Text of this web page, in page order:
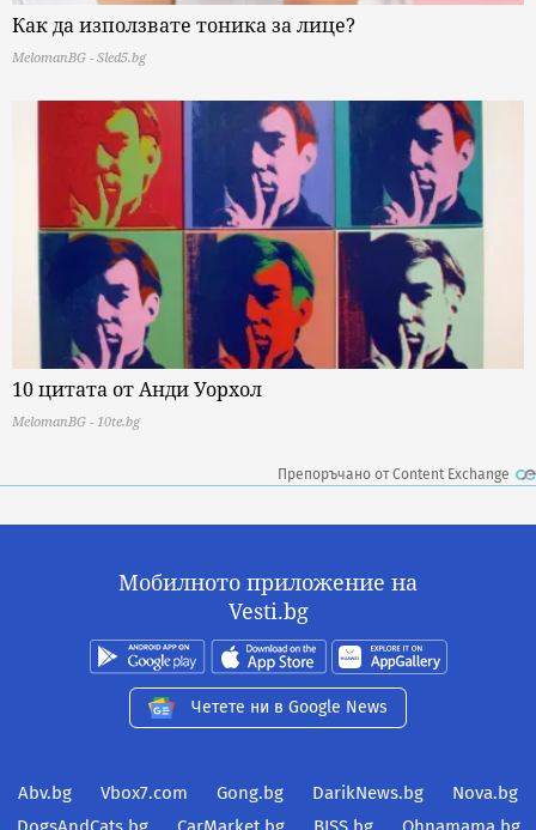
Как да използвате тоника за лице?
MelomanBG - Sled5.bg
10 цитата от Анди Уорхол
MelomanBG - 10te.bg
Препоръчано от Content Exchange
Мобилното приложение на
Vesti.bg
Четете ни в Google News
Abv.bg Vbox7.com Gong.bg DarikNews.bg
Nova.bg